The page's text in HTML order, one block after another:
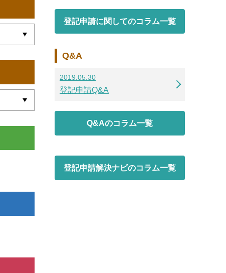
登記申請に関してのコラム一覧
Q&A
2019.05.30
登記申請Q&A
Q&Aのコラム一覧
登記申請解決ナビのコラム一覧